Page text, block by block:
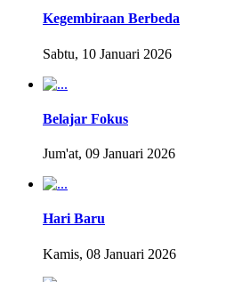
Kegembiraan Berbeda
Sabtu, 10 Januari 2026
Belajar Fokus
Jum'at, 09 Januari 2026
Hari Baru
Kamis, 08 Januari 2026